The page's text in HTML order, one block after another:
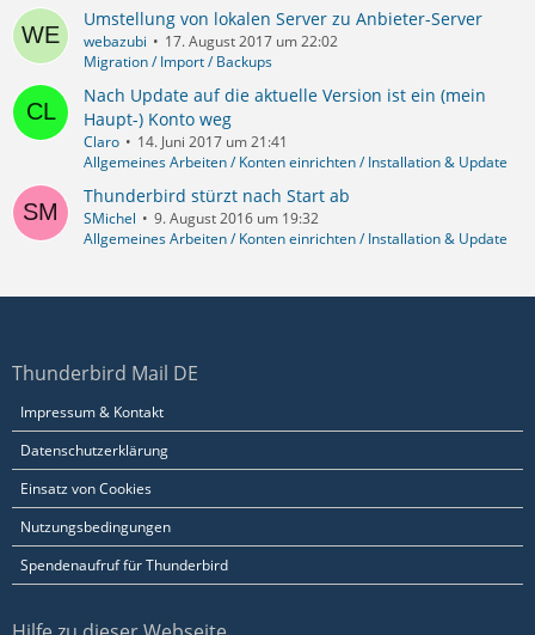
Umstellung von lokalen Server zu Anbieter-Server
webazubi
17. August 2017 um 22:02
Migration / Import / Backups
Nach Update auf die aktuelle Version ist ein (mein
Haupt-) Konto weg
Claro
14. Juni 2017 um 21:41
Allgemeines Arbeiten / Konten einrichten / Installation & Update
Thunderbird stürzt nach Start ab
SMichel
9. August 2016 um 19:32
Allgemeines Arbeiten / Konten einrichten / Installation & Update
Thunderbird Mail DE
Impressum & Kontakt
Datenschutzerklärung
Einsatz von Cookies
Nutzungsbedingungen
Spendenaufruf für Thunderbird